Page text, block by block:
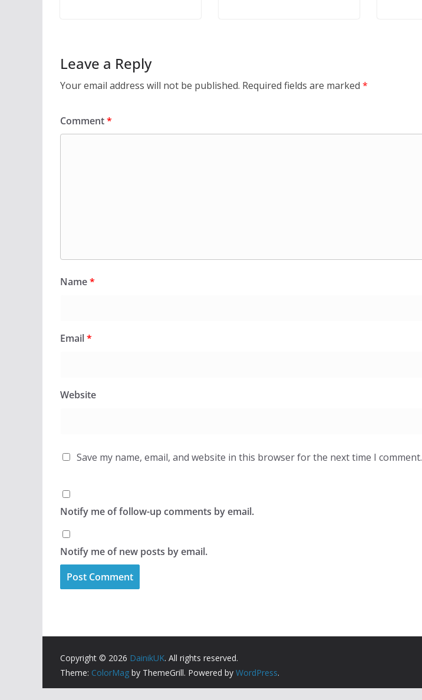
Leave a Reply
Your email address will not be published. Required fields are marked *
Comment*
Name*
Email*
Website
Save my name, email, and website in this browser for the next time I comment.
Notify me of follow-up comments by email.
Notify me of new posts by email.
Copyright © 2026 DainikUK. All rights reserved.
Theme: ColorMag by ThemeGrill. Powered by WordPress.